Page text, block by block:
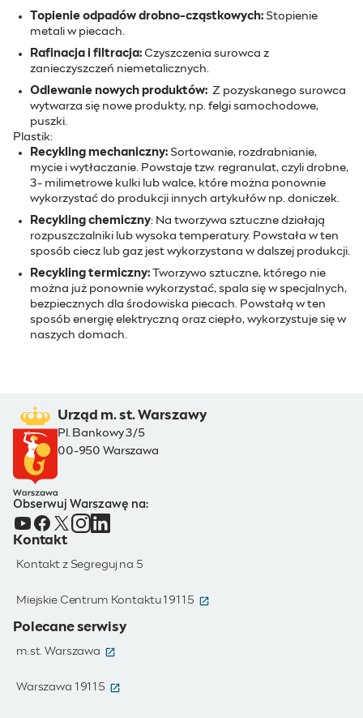
Topienie odpadów drobno-cząstkowych: Stopienie
metali w piecach.
Rafinacja i filtracja: Czyszczenia surowca z
zanieczyszczeń niemetalicznych.
Odlewanie nowych produktów: Z pozyskanego surowca
wytwarza się nowe produkty, np. felgi samochodowe,
puszki.
Plastik:
Recykling mechaniczny: Sortowanie, rozdrabnianie,
mycie i wytłaczanie. Powstaje tzw. regranulat, czyli drobne,
3- milimetrowe kulki lub walce, które można ponownie
wykorzystać do produkcji innych artykułów np. doniczek.
Recykling chemiczny: Na tworzywa sztuczne działają
rozpuszczalniki lub wysoka temperatury. Powstała w ten
sposób ciecz lub gaz jest wykorzystana w dalszej produkcji.
Recykling termiczny: Tworzywo sztuczne, którego nie
można już ponownie wykorzystać, spala się w specjalnych,
bezpiecznych dla środowiska piecach. Powstałą w ten
sposób energię elektryczną oraz ciepło, wykorzystuje się w
naszych domach.
Urząd m. st. Warszawy
Pl. Bankowy 3/5
00-950 Warszawa
Obserwuj Warszawę na:
Kontakt
Kontakt z Segreguj na 5
Miejskie Centrum Kontaktu 19115 (otwiera się w nowym oknie)
Polecane serwisy
m.st. Warszawa (otwiera się w nowym oknie)
Warszawa 19115 (otwiera się w nowym oknie)